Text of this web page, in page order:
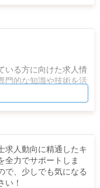
いる方に向けた求人情
門的な知識や技術を活
護者への助言などを行
保育園や放課後等デイ
ことが多い傾向です。
求人動向に精通したキ
全力でサポートしま
で、少しでも気になる
い！